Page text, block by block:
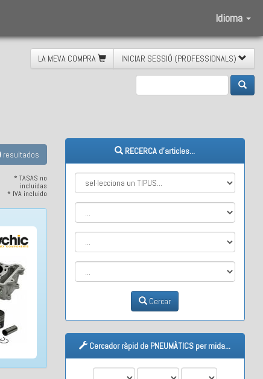
Idioma
LA MEVA COMPRA INICIAR SESSIÓ (PROFESSIONALS)
resultados
* TASAS no
incluidas
* IVA incluido
RECERCA d'articles...
Cercar
Cercador ràpid de PNEUMÀTICS per mida...
M1 M2 M3